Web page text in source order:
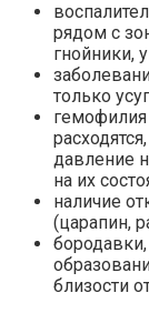
рядом с
гнойники,
только
давление
на их
наличие
(царапин,
близости